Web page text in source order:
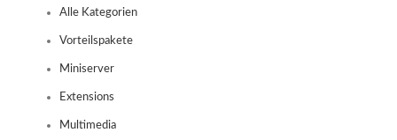
Alle Kategorien
Vorteilspakete
Miniserver
Extensions
Multimedia